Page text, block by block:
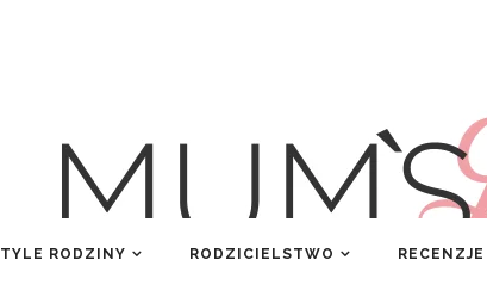
RODZINY RODZICIELSTWO RECENZJE